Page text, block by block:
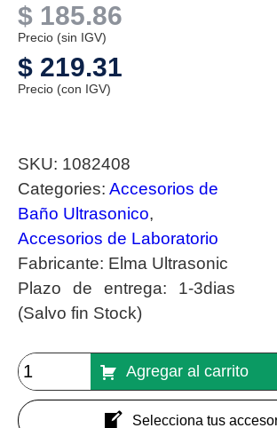
$ 185.86
Precio (sin IGV)
$ 219.31
Precio (con IGV)
SKU: 1082408
Categories: Accesorios de
Baño Ultrasonico,
Accesorios de Laboratorio
Fabricante: Elma Ultrasonic
Plazo de entrega: 1-3dias
(Salvo fin Stock)
Agregar al carrito
Selecciona tus